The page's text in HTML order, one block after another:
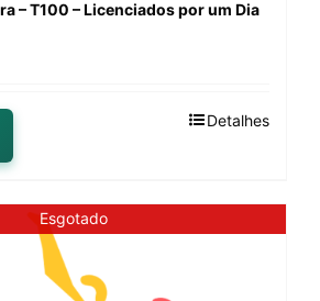
– T100 – Licenciados por um Dia
Detalhes
Esgotado